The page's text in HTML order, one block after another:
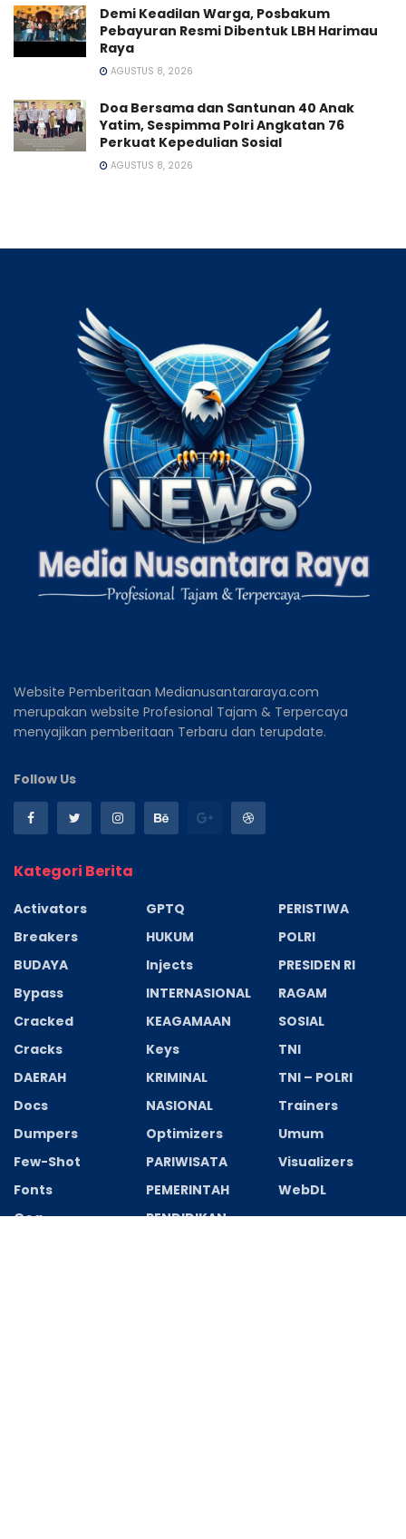
Demi Keadilan Warga, Posbakum
Pebayuran Resmi Dibentuk LBH Harimau
Raya
AGUSTUS 8, 2026
Doa Bersama dan Santunan 40 Anak
Yatim, Sespimma Polri Angkatan 76
Perkuat Kepedulian Sosial
AGUSTUS 8, 2026
Website Pemberitaan Medianusantararaya.com
merupakan website Profesional Tajam & Terpercaya
menyajikan pemberitaan Terbaru dan terupdate.
Follow Us
Kategori Berita
Activators
Breakers
BUDAYA
Bypass
Cracked
Cracks
DAERAH
Docs
Dumpers
Few-Shot
Fonts
Gog
GPTQ
HUKUM
Injects
INTERNASIONAL
KEAGAMAAN
Keys
KRIMINAL
NASIONAL
Optimizers
PARIWISATA
PEMERINTAH
PENDIDIKAN
PERISTIWA
POLRI
PRESIDEN RI
RAGAM
SOSIAL
TNI
TNI – POLRI
Trainers
Umum
Visualizers
WebDL